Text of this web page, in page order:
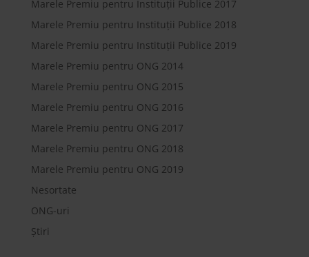
Marele Premiu pentru Instituții Publice 2017
Marele Premiu pentru Instituții Publice 2018
Marele Premiu pentru Instituții Publice 2019
Marele Premiu pentru ONG 2014
Marele Premiu pentru ONG 2015
Marele Premiu pentru ONG 2016
Marele Premiu pentru ONG 2017
Marele Premiu pentru ONG 2018
Marele Premiu pentru ONG 2019
Nesortate
ONG-uri
Știri